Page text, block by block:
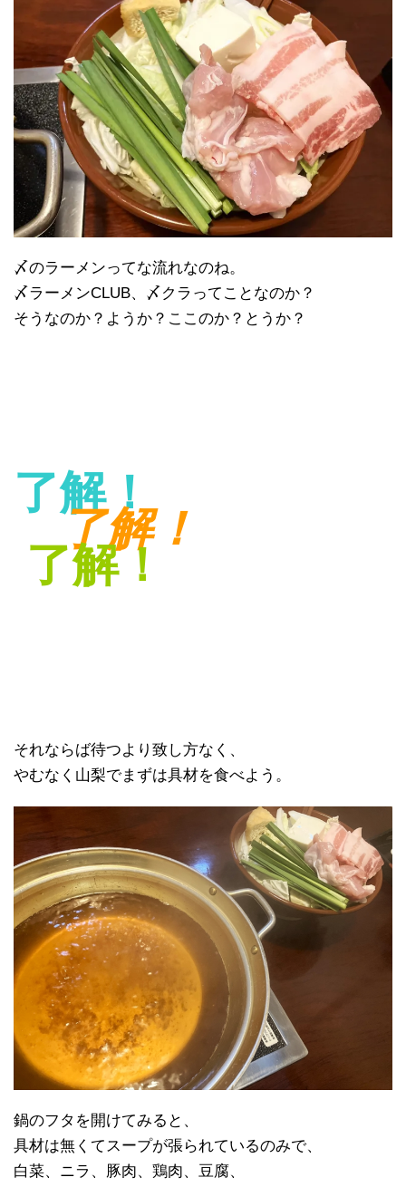
〆のラーメンってな流れなのね。
〆ラーメンCLUB、〆クラってことなのか？
そうなのか？ようか？ここのか？とうか？
了解！
了解！
了解！
それならば待つより致し方なく、
やむなく山梨でまずは具材を食べよう。
鍋のフタを開けてみると、
具材は無くてスープが張られているのみで、
白菜、ニラ、豚肉、鶏肉、豆腐、